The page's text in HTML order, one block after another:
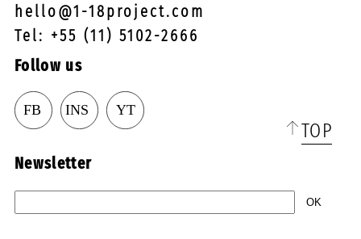
hello@1-18project.com
Tel: +55 (11) 5102-2666
Follow us
Newsletter
TOP